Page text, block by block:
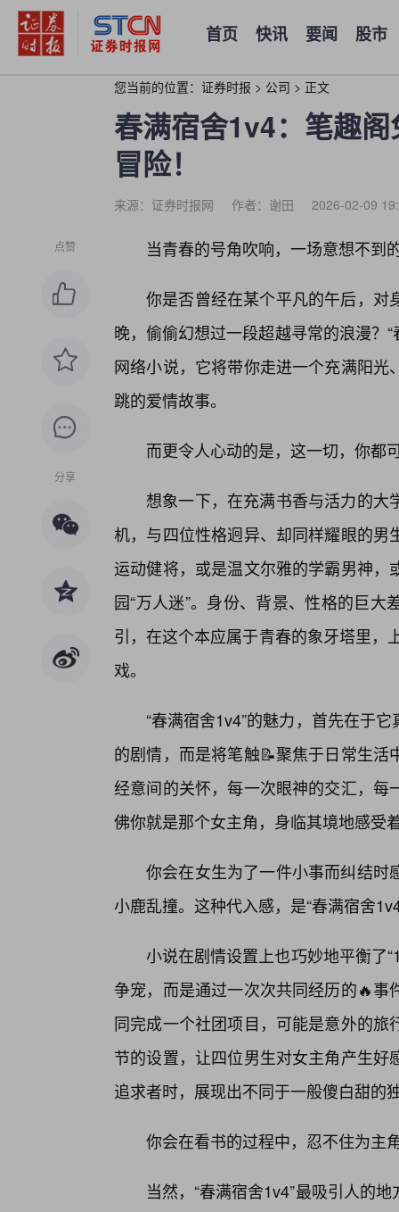
首页 快讯 要闻 股市
您当前的位置： 证券时报 > 公司 > 正文
春满宿舍1v4：笔趣
冒险！
来源：证券时报网 作者：谢田 2026-02-09
点赞
分享
当青春的号角吹响，一场意想不到
你是否曾经在某个平凡的午后，对
晚，偷偷幻想过一段超越寻常的浪漫？
网络小说，它将带你走进一个充满阳
跳的爱情故事。
而更令人心动的是，这一切，你都
想象一下，在充满书香与活力的大
机，与四位性格迥异、却同样耀眼的
运动健将，或是温文尔雅的学霸男神
园“万人迷”。身份、背景、性格的巨
引，在这个本应属于青春的象牙塔里，
戏。
“春满宿舍1v4”的魅力，首先在于
的剧情，而是将笔触📝聚焦于日常生
经意间的关怀，每一次眼神的交汇，
佛你就是那个女主角，身临其境地感受
你会在女生为了一件小事而纠结时
小鹿乱撞。这种代入感，是“春满宿舍
小说在剧情设置上也巧妙地平衡了
争宠，而是通过一次次共同经历的🔥
同完成一个社团项目，可能是意外的
节的设置，让四位男生对女主角产生
追求者时，展现出不同于一般傻白甜的
你会在看书的过程中，忍不住为主
当然，“春满宿舍1v4”最吸引人的